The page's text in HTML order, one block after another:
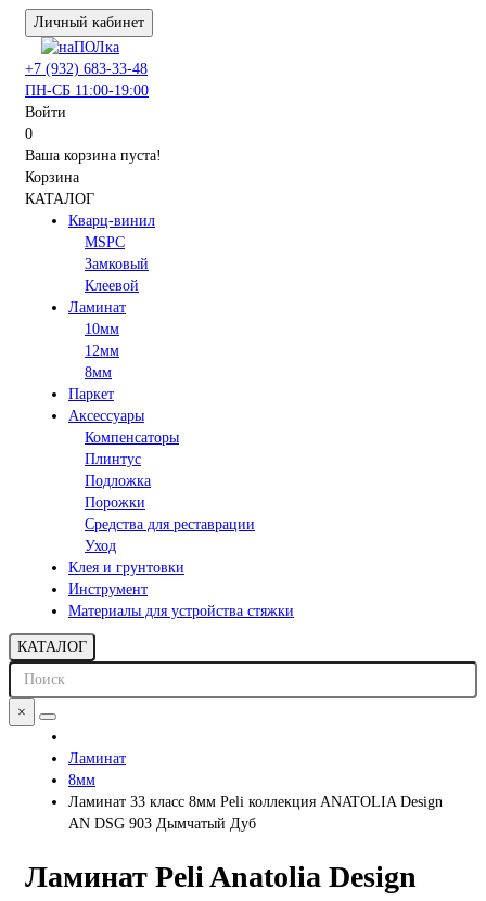
Личный кабинет
+7 (932) 683-33-48
ПН-СБ 11:00-19:00
Войти
0
Ваша корзина пуста!
Корзина
КАТАЛОГ
Кварц-винил
MSPC
Замковый
Клеевой
Ламинат
10мм
12мм
8мм
Паркет
Аксессуары
Компенсаторы
Плинтус
Подложка
Порожки
Средства для реставрации
Уход
Клея и грунтовки
Инструмент
Материалы для устройства стяжки
КАТАЛОГ
×
Ламинат
8мм
Ламинат 33 класс 8мм Peli коллекция ANATOLIA Design
AN DSG 903 Дымчатый Дуб
Ламинат Peli Anatolia Design